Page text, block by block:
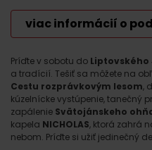
Príďte v sobotu do Liptovského
a tradícií. Tešiť sa môžete na
Cestu rozprávkovým lesom,
kúzelnícke vystúpenie, tanečný
zapálenie Svätojánskeho
kapela NICHOLAS, ktorá zahrá
nebom. Príďte si užiť jedinečný
viac informácií o